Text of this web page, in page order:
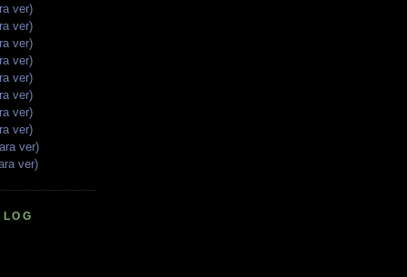
ver)
ver)
ver)
ver)
ver)
ver)
ver)
ver)
ver)
ver)